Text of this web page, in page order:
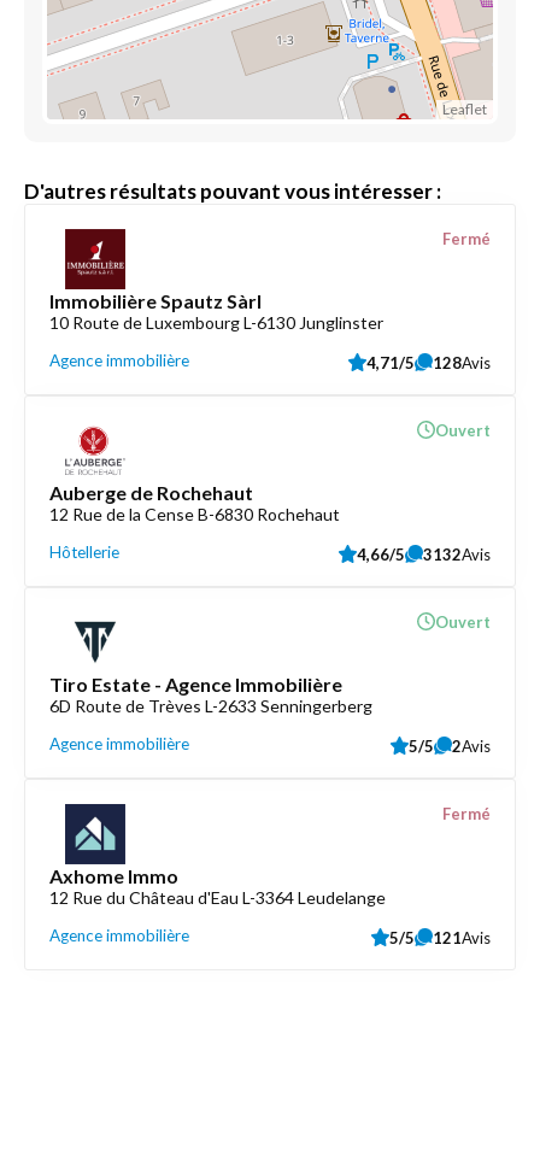
Leaflet
D'autres résultats pouvant vous intéresser :
Immobilière Spautz Sàrl
10 Route de Luxembourg L-6130 Junglinster
Agence immobilière
Fermé
4,71/5 128Avis
Auberge de Rochehaut
12 Rue de la Cense B-6830 Rochehaut
Hôtellerie
Ouvert
4,66/5 3132Avis
Tiro Estate - Agence Immobilière
6D Route de Trèves L-2633 Senningerberg
Agence immobilière
Ouvert
5/5 2Avis
Axhome Immo
12 Rue du Château d'Eau L-3364 Leudelange
Agence immobilière
Fermé
5/5 121Avis